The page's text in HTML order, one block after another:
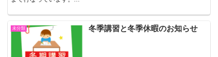
未分類 冬季講習と冬季休暇のお知らせ